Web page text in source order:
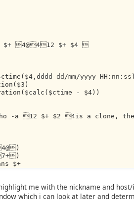
$+ 4@412 $+ $4 
dd/mm/yyyy HH:nn:ss)
- $4))
-a 12 $+ $2 4is a clone,
$+
me with the nickname and
which i can look at later and